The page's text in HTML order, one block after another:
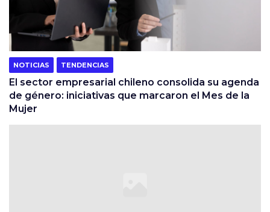
NOTICIAS TENDENCIAS
El sector empresarial chileno consolida su agenda
de género: iniciativas que marcaron el Mes de la
Mujer